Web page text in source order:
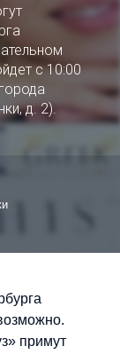
с 10:00
д. 2).
примут